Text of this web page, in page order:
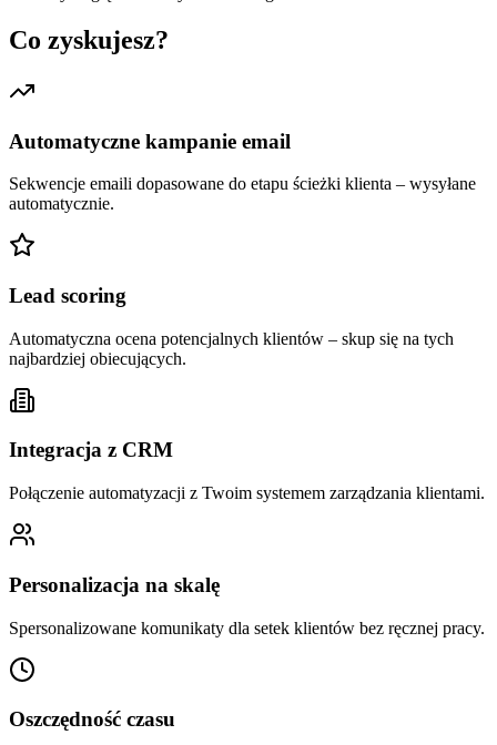
Co zyskujesz?
Automatyczne kampanie email
Sekwencje emaili dopasowane do etapu ścieżki klienta – wysyłane
automatycznie.
Lead scoring
Automatyczna ocena potencjalnych klientów – skup się na tych
najbardziej obiecujących.
Integracja z CRM
Połączenie automatyzacji z Twoim systemem zarządzania klientami.
Personalizacja na skalę
Spersonalizowane komunikaty dla setek klientów bez ręcznej pracy.
Oszczędność czasu